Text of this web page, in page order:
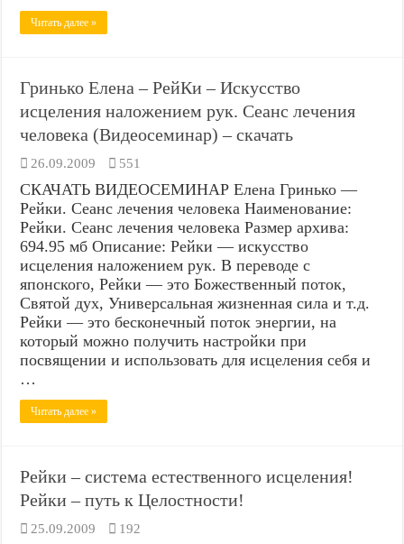
Читать далее »
Гринько Елена – РейКи – Искусство
исцеления наложением рук. Сеанс лечения
человека (Видеосеминар) – скачать
26.09.2009 551
СКАЧАТЬ ВИДЕОСЕМИНАР Елена Гринько —
Рейки. Сеанс лечения человека Наименование:
Рейки. Сеанс лечения человека Размер архива:
694.95 мб Описание: Рейки — искусство
исцеления наложением рук. В переводе с
японского, Рейки — это Божественный поток,
Святой дух, Универсальная жизненная сила и т.д.
Рейки — это бесконечный поток энергии, на
который можно получить настройки при
посвящении и использовать для исцеления себя и
…
Читать далее »
Рейки – система естественного исцеления!
Рейки – путь к Целостности!
25.09.2009 192